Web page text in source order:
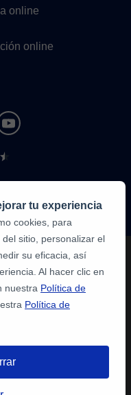
online
online
de
tu experiencia
cookies, para
sitio, personalizar el
su eficacia, así
Al hacer clic en
nuestra Política de
Política de